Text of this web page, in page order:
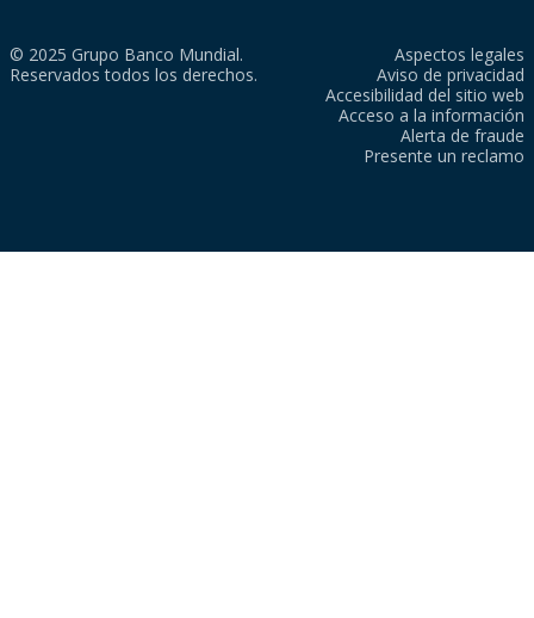
© 2025 Grupo Banco Mundial.
Reservados todos los derechos.
Aspectos legales
Aviso de privacidad
Accesibilidad del sitio web
Acceso a la información
Alerta de fraude
Presente un reclamo